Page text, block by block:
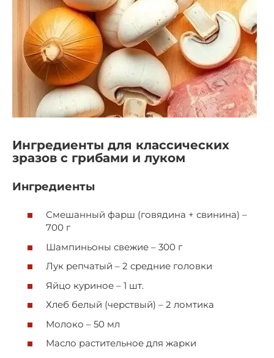
Ингредиенты для классических
зразов с грибами и луком
Ингредиенты
Смешанный фарш (говядина + свинина) –
700 г
Шампиньоны свежие – 300 г
Лук репчатый – 2 средние головки
Яйцо куриное – 1 шт.
Хлеб белый (черствый) – 2 ломтика
Молоко – 50 мл
Масло растительное для жарки